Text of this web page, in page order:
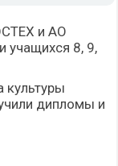
и АО
учащихся 8, 9,
культуры
дипломы и